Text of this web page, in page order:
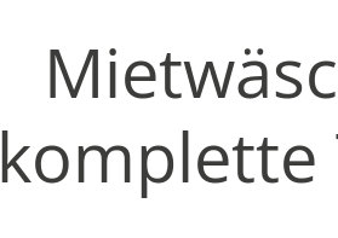
komplette